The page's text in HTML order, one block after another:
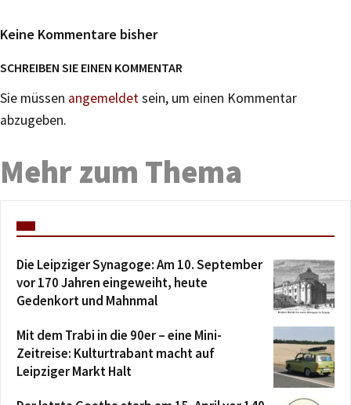
Keine Kommentare bisher
SCHREIBEN SIE EINEN KOMMENTAR
Sie müssen angemeldetsein, um einen Kommentar
abzugeben.
Mehr zum Thema
Die Leipziger Synagoge: Am 10. September
vor 170 Jahren eingeweiht, heute
Gedenkort und Mahnmal
Mit dem Trabi in die 90er – eine Mini-
Zeitreise: Kulturtrabant macht auf
Leipziger Markt Halt